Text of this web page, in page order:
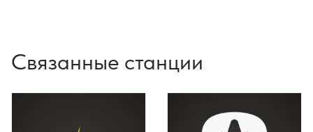
Связанные станции